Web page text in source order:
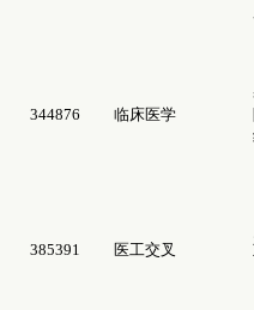
344876 临床医学
385391 医工交叉